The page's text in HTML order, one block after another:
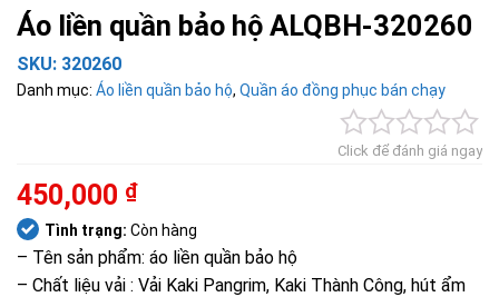
Áo liền quần bảo hộ ALQBH-320260
SKU: 320260
Danh mục: Áo liền quần bảo hộ, Quần áo đồng phục bán chạy
Click để đánh giá ngay
450,000 ₫
Tình trạng: Còn hàng
– Tên sản phẩm: áo liền quần bảo hộ
– Chất liệu vải : Vải Kaki Pangrim, Kaki Thành Công, hút ẩm